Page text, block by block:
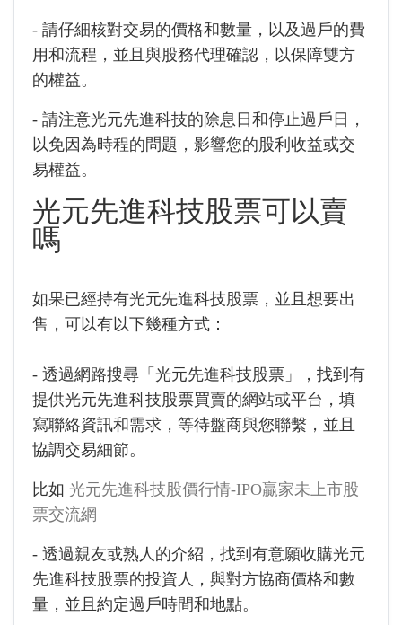
- 請仔細核對交易的價格和數量，以及過戶的費
用和流程，並且與股務代理確認，以保障雙方
的權益。
- 請注意光元先進科技的除息日和停止過戶日，
以免因為時程的問題，影響您的股利收益或交
易權益。
光元先進科技股票可以賣
嗎
如果已經持有光元先進科技股票，並且想要出
售，可以有以下幾種方式：
- 透過網路搜尋「光元先進科技股票」，找到有
提供光元先進科技股票買賣的網站或平台，填
寫聯絡資訊和需求，等待盤商與您聯繫，並且
協調交易細節。
比如 光元先進科技股價行情-IPO贏家未上市股
票交流網
- 透過親友或熟人的介紹，找到有意願收購光元
先進科技股票的投資人，與對方協商價格和數
量，並且約定過戶時間和地點。